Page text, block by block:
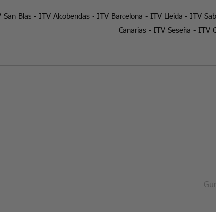
San Blas- ITV Alcobendas- ITV Barcelona - ITV Lleida - ITV
Canarias - ITV Seseña - ITV